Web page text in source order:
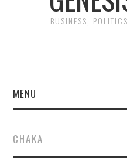
BUSINESS,
MENU
FINANCE
CHAKA